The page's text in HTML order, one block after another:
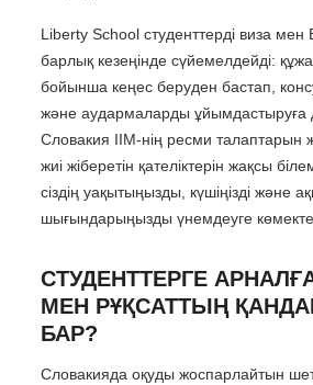
Liberty School студенттерді виза
барлық кезеңінде сүйемелдейді:
бойынша кеңес беруден бастап,
және аудармаларды ұйымдастыруға
Словакия ІІМ-нің ресми талаптарын
жиі жіберетін қателіктерін жақсы
сіздің уақытыңызды, күшіңізді және
шығындарыңызды үнемдеуге
СТУДЕНТТЕРГЕ
МЕН РҰҚСАТТЫҢ
БАР?
Словакияда оқуды жоспарлайтын